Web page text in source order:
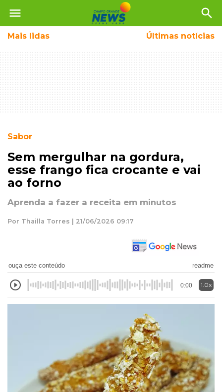
menu search
Mais lidas Últimas notícias
Sabor
Sem mergulhar na gordura,
esse frango fica crocante e vai
ao forno
Aprenda a fazer a receita em minutos
Por Thailla Torres | 21/06/2026 09:17
ouça este conteúdo readme
0:00 1.0x